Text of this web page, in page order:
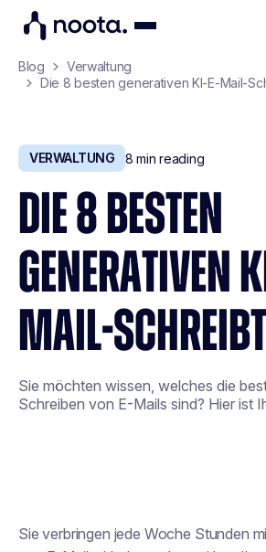
Blog
Verwaltung
Die 8 besten generativen KI-E-Mail-
VERWALTUNG 8 min reading
DIE 8 BESTEN
GENERATIVEN
MAIL-
Sie möchten wissen, welches die
Schreiben von E-Mails sind? Hier ist
Sie verbringen jede Woche Stunden